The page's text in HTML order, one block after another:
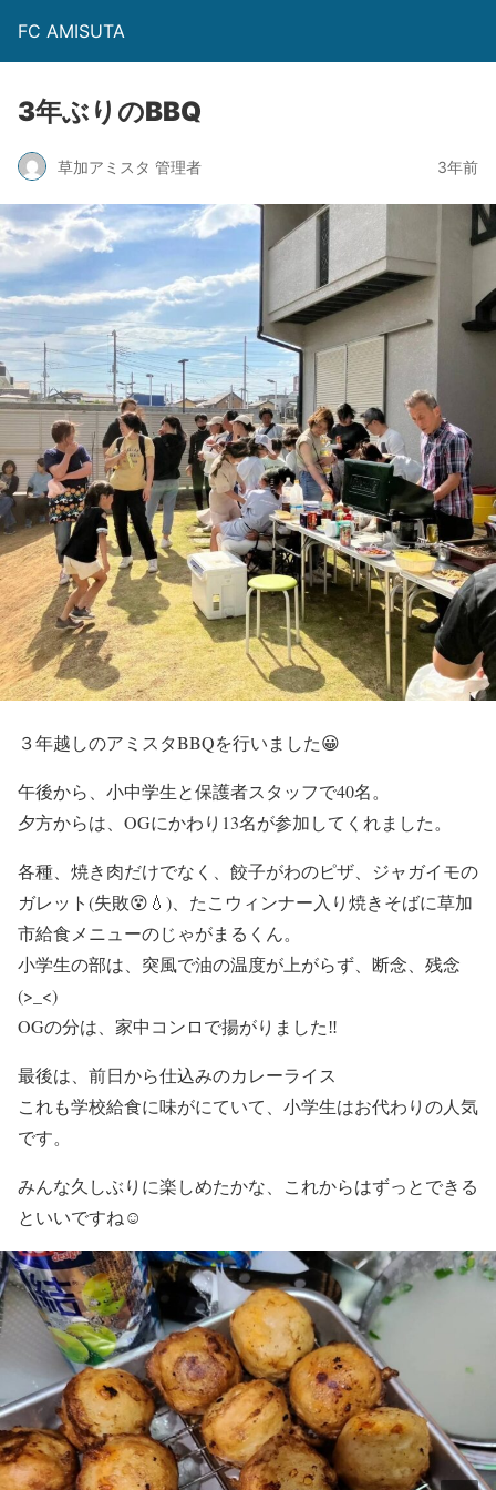
FC AMISUTA
3年ぶりのBBQ
草加アミスタ 管理者 3年前
３年越しのアミスタBBQを行いました😀
午後から、小中学生と保護者スタッフで40名。
夕方からは、OGにかわり13名が参加してくれました。
各種、焼き肉だけでなく、餃子がわのピザ、ジャガイモの
ガレット(失敗😵💧)、たこウィンナー入り焼きそばに草加
市給食メニューのじゃがまるくん。
小学生の部は、突風で油の温度が上がらず、断念、残念
(>_<)
OGの分は、家中コンロで揚がりました‼️
最後は、前日から仕込みのカレーライス
これも学校給食に味がにていて、小学生はお代わりの人気
です。
みんな久しぶりに楽しめたかな、これからはずっとできる
といいですね☺️